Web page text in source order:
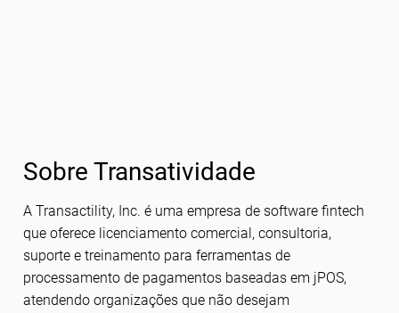
Sobre Transatividade
A Transactility, Inc. é uma empresa de software fintech
que oferece licenciamento comercial, consultoria,
suporte e treinamento para ferramentas de
processamento de pagamentos baseadas em jPOS,
atendendo organizações que não desejam